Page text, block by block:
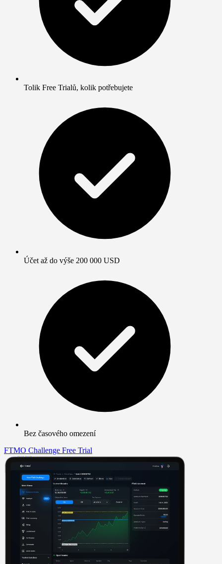
Tolik Free Trialů, kolik potřebujete
Účet až do výše 200 000 USD
Bez časového omezení
FTMO Challenge Free Trial